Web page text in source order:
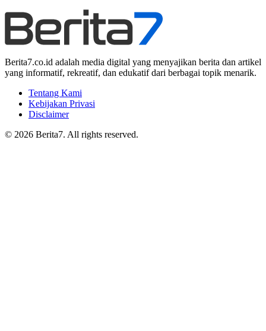
Berita7.co.id adalah media digital yang menyajikan berita dan artikel
yang informatif, rekreatif, dan edukatif dari berbagai topik menarik.
Tentang Kami
Kebijakan Privasi
Disclaimer
© 2026 Berita7. All rights reserved.